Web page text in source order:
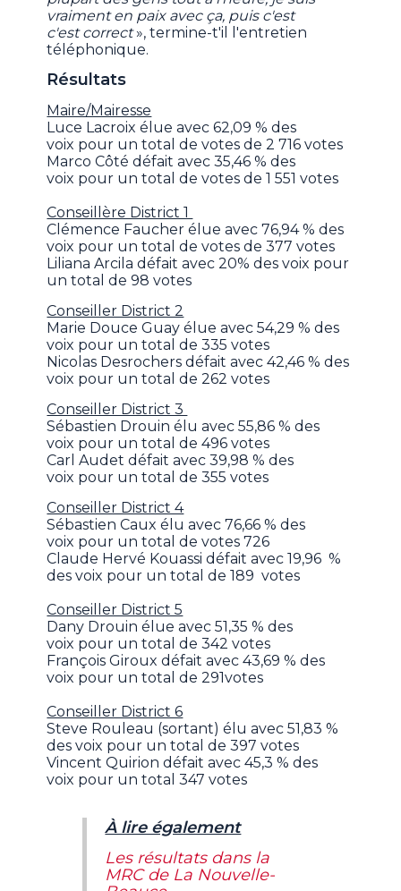
vraiment en paix avec ça, puis c'est
c'est correct», termine-t'il l'entretien
téléphonique.
Résultats
Maire/Mairesse
Luce Lacroix élue avec 62,09 % des
voix pour un total de votes de 2 716 votes
Marco Côté défait avec 35,46 % des
voix pour un total de votes de 1 551 votes
Conseillère District 1
Clémence Faucher élue avec 76,94 % des
voix pour un total de votes de 377 votes
Liliana Arcila défait avec 20% des voix pour
un total de 98 votes
Conseiller District 2
Marie Douce Guay élue avec 54,29 % des
voix pour un total de 335 votes
Nicolas Desrochers défait avec 42,46 % des
voix pour un total de 262 votes
Conseiller District 3
Sébastien Drouin élu avec 55,86 % des
voix pour un total de 496 votes
Carl Audet défait avec 39,98 % des
voix pour un total de 355 votes
Conseiller District 4
Sébastien Caux élu avec 76,66 % des
voix pour un total de votes 726
Claude Hervé Kouassi défait avec 19,96 %
des voix pour un total de 189 votes
Conseiller District 5
Dany Drouin élue avec 51,35 % des
voix pour un total de 342 votes
François Giroux défait avec 43,69 % des
voix pour un total de 291votes
Conseiller District 6
Steve Rouleau (sortant) élu avec 51,83 %
des voix pour un total de 397 votes
Vincent Quirion défait avec 45,3 % des
voix pour un total 347 votes
À lire également
Les résultats dans la
MRC de La Nouvelle-